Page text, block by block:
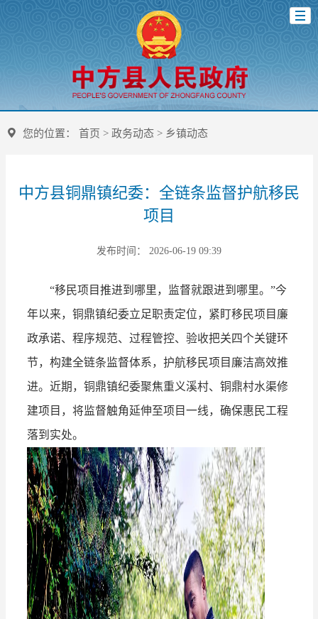
您的位置： 首页 > 政务动态> 乡镇动态
中方县铜鼎镇纪委：全链条监督护航移民
项目
发布时间： 2026-06-19 09:39
“移民项目推进到哪里，监督就跟进到哪里。”今
年以来，铜鼎镇纪委立足职责定位，紧盯移民项目廉
政承诺、程序规范、过程管控、验收把关四个关键环
节，构建全链条监督体系，护航移民项目廉洁高效推
进。近期，铜鼎镇纪委聚焦重义溪村、铜鼎村水渠修
建项目，将监督触角延伸至项目一线，确保惠民工程
落到实处。